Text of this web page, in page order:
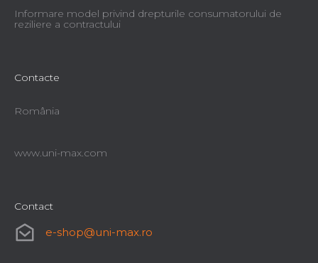
Informare model privind drepturile consumatorului de
reziliere a contractului
Contacte
România
www.uni-max.com
Contact
e-shop@uni-max.ro